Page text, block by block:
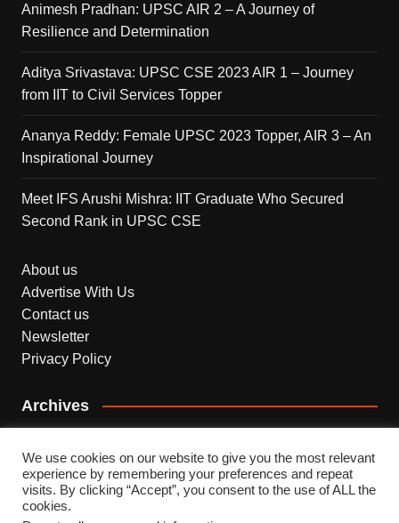
Animesh Pradhan: UPSC AIR 2 – A Journey of
Resilience and Determination
Aditya Srivastava: UPSC CSE 2023 AIR 1 – Journey
from IIT to Civil Services Topper
Ananya Reddy: Female UPSC 2023 Topper, AIR 3 – An
Inspirational Journey
Meet IFS Arushi Mishra: IIT Graduate Who Secured
Second Rank in UPSC CSE
About us
Advertise With Us
Contact us
Newsletter
Privacy Policy
Archives
We use cookies on our website to give you the most relevant
experience by remembering your preferences and repeat
visits. By clicking “Accept”, you consent to the use of ALL the
cookies.